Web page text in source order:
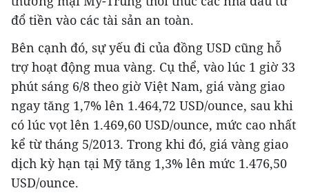
đổ tiền vào các tài sản an toàn.
Bên cạnh đó, sự yếu đi của đồng USD cũng hỗ
trợ hoạt động mua vàng. Cụ thể, vào lúc 1 giờ 33
phút sáng 6/8 theo giờ Việt Nam, giá vàng giao
ngay tăng 1,7% lên 1.464,72 USD/ounce, sau khi
có lúc vọt lên 1.469,60 USD/ounce, mức cao nhất
kể từ tháng 5/2013. Trong khi đó, giá vàng giao
dịch kỳ hạn tại Mỹ tăng 1,3% lên mức 1.476,50
USD/ounce.